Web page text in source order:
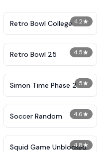
4.2★
Retro Bowl College
4.5★
Retro Bowl 25
5★
Simon Time Phase 2
4.6★
Soccer Random
4.8★
Squid Game Unblocked